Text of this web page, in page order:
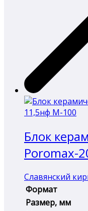
Блок
Poromax-
Славянский
Формат
Размер, мм